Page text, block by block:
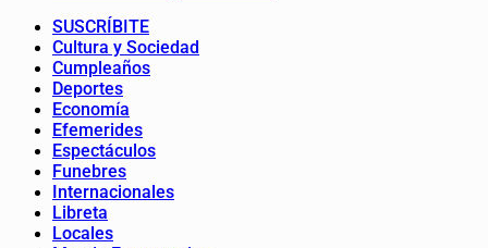
SUSCRÍBITE
Cultura y Sociedad
Cumpleaños
Deportes
Economía
Efemerides
Espectáculos
Funebres
Internacionales
Libreta
Locales